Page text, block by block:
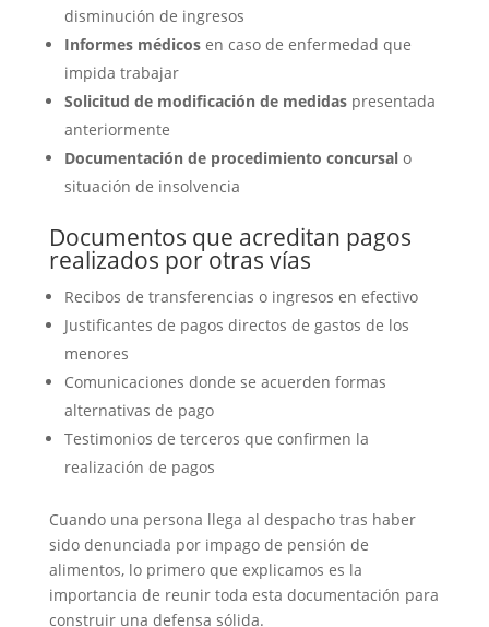
disminución de ingresos
Informes médicosen caso de enfermedad que
impida trabajar
Solicitud de modificación de medidaspresentada
anteriormente
Documentación de procedimiento concursalo
situación de insolvencia
Documentos que acreditan pagos
realizados por otras vías
Recibos de transferencias o ingresos en efectivo
Justificantes de pagos directos de gastos de los
menores
Comunicaciones donde se acuerden formas
alternativas de pago
Testimonios de terceros que confirmen la
realización de pagos
Cuando una persona llega al despacho tras haber
sido denunciada por impago de pensión de
alimentos, lo primero que explicamos es la
importancia de reunir toda esta documentación para
construir una defensa sólida.